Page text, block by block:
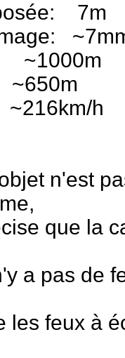
7m
~1000m
h
n'est
que la
pas de
feux à